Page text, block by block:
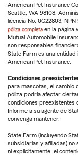
American Pet Insurance
Seattle, WA 98108.
licencia No. 0G22803,
póliza completa en la página
Mutual Automobile
son responsables
State Farm es una entidad
American Pet Insurance.
Condiciones
para mascotas, el cambio
póliza podría afectar
condiciones preexistentes
Informe a su agente de
convenga mantener.
State Farm (incluyendo
subsidiarias y afiliadas) no
ni explícitamente, el